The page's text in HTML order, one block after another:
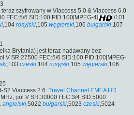
teraz szyfrowany w Viaccess 5.0 & Viaccess 6.0
FEC:5/6 SID:100 PID:100[MPEG-4]
/101
,104 rosyjski ,105 węgierski ,106 bułgarski ,107
Brytania) jest teraz nadawany bez
SR:27500 FEC:5/6 SID:100 PID:100[MPEG-
,103 czeski ,104 rosyjski ,105 węgierski ,106
S2 Viaccess 2.6: Travel Channel EMEA HD
pol.V SR:30000 FEC:3/4 SID:5000
angielski,5022 bułgarski,5023 czeski,5024